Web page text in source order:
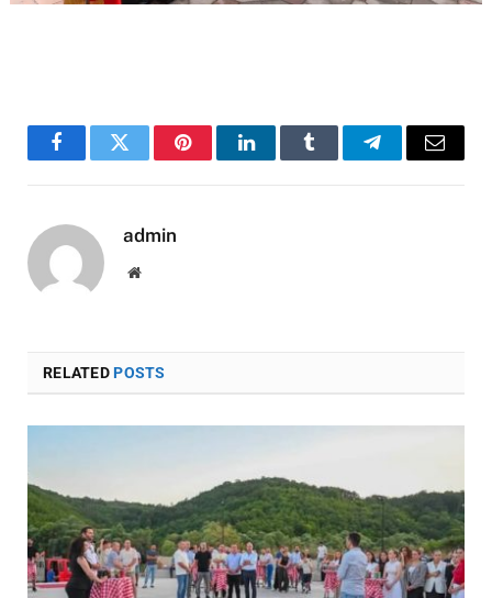
FacebookTwitter PinterestLinkedInTumblr TelegramEmail
admin
Website
RELATEDPOSTS